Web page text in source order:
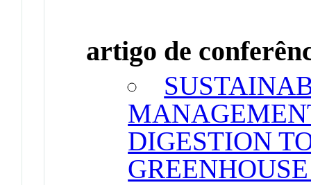
artigo de
DIGESTION